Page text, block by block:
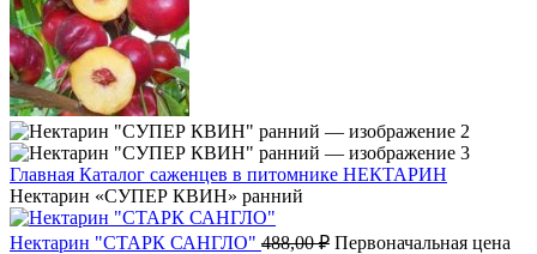
Главная Каталог саженцев в питомнике НЕКТАРИН
Нектарин «СУПЕР КВИН» ранний
Нектарин "СТАРК САНГЛО" 488,00₽ Первоначальная цена